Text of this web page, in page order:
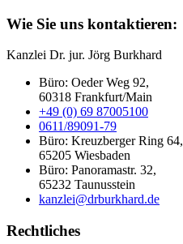
Wie Sie uns kontaktieren:
Kanzlei Dr. jur. Jörg Burkhard
Büro: Oeder Weg 92,
60318 Frankfurt/Main
+49 (0) 69 87005100
0611/89091-79
Büro: Kreuzberger Ring 64,
65205 Wiesbaden
Büro: Panoramastr. 32,
65232 Taunusstein
kanzlei@drburkhard.de
Rechtliches